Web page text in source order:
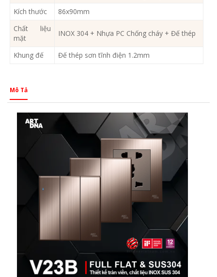
Kích thước
86x90mm
Chất liệu
mặt
INOX 304 + Nhựa PC Chống cháy + Đế thép
Khung đế Đế thép sơn tĩnh điện 1.2mm
Mô Tả